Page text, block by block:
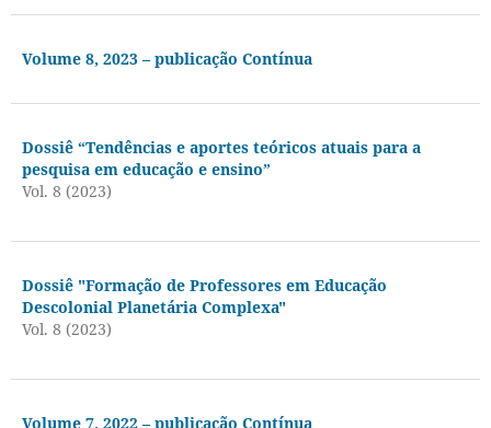
Volume 8, 2023 – publicação Contínua
Dossiê “Tendências e aportes teóricos atuais para a
pesquisa em educação e ensino”
Vol. 8 (2023)
Dossiê "Formação de Professores em Educação
Descolonial Planetária Complexa"
Vol. 8 (2023)
Volume 7, 2022 – publicação Contínua